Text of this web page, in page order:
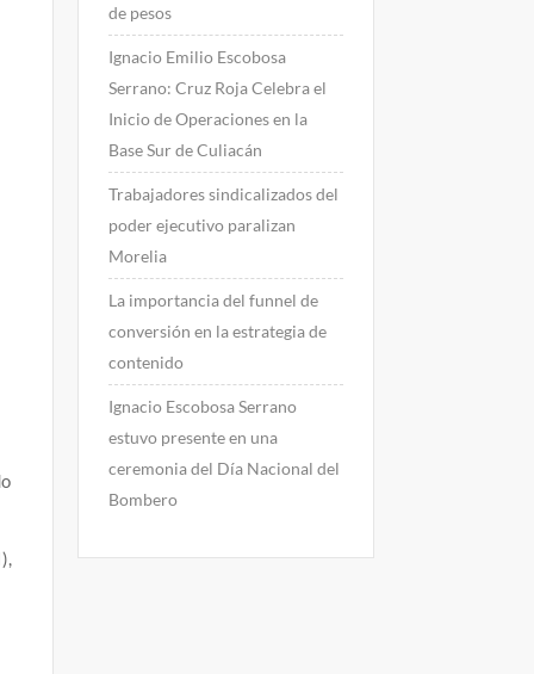
de pesos
Ignacio Emilio Escobosa
Serrano: Cruz Roja Celebra el
Inicio de Operaciones en la
Base Sur de Culiacán
Trabajadores sindicalizados del
poder ejecutivo paralizan
Morelia
La importancia del funnel de
conversión en la estrategia de
contenido
Ignacio Escobosa Serrano
estuvo presente en una
ceremonia del Día Nacional del
Bombero